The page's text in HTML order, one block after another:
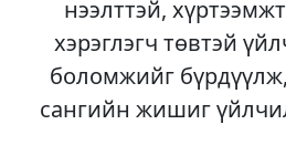
нээлттэй,
хэрэглэгч төвтэй
боломжийг
сангийн жишиг